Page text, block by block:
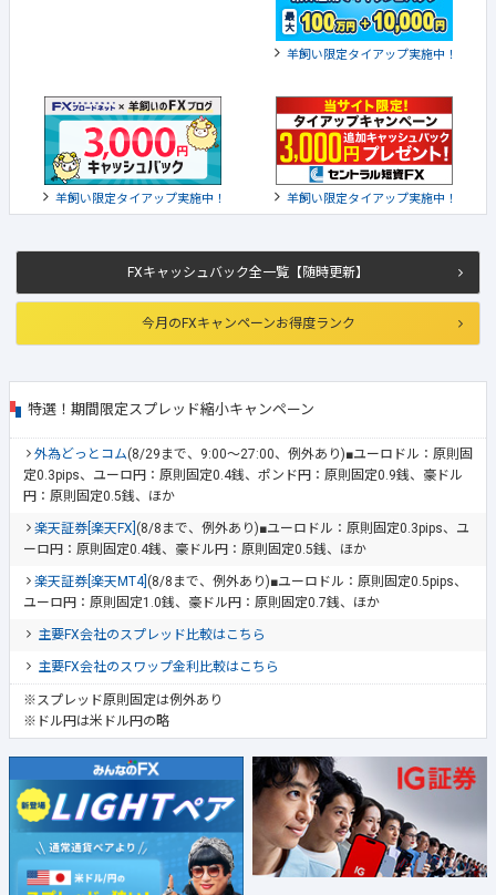
FXキャッシュバック全一覧【随時更新】
今月のFXキャンペーンお得度ランク
特選！期間限定スプレッド縮小キャンペーン
外為どっとコム(8/29まで、9:00～27:00、例外あり)■ユーロドル：原則固
定0.3pips、ユーロ円：原則固定0.4銭、ポンド円：原則固定0.9銭、豪ドル
円：原則固定0.5銭、ほか
楽天証券[楽天FX] (8/8まで、例外あり)■ユーロドル：原則固定0.3pips、ユ
ーロ円：原則固定0.4銭、豪ドル円：原則固定0.5銭、ほか
楽天証券[楽天MT4] (8/8まで、例外あり)■ユーロドル：原則固定0.5pips、
ユーロ円：原則固定1.0銭、豪ドル円：原則固定0.7銭、ほか
主要FX会社のスプレッド比較はこちら
主要FX会社のスワップ金利比較はこちら
※スプレッド原則固定は例外あり
※ドル円は米ドル円の略
羊飼い限定タイアップ実施中！
羊飼い限定タイアップ実施中！ 羊飼い限定タイアップ実施中！